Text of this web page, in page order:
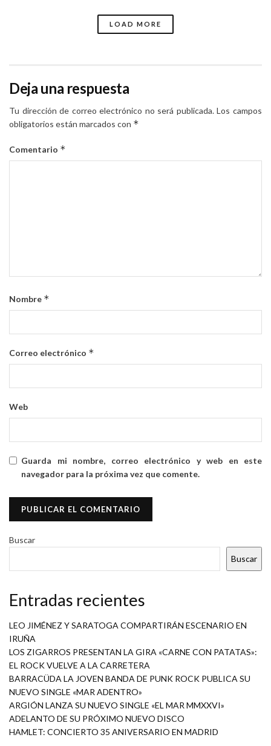
LOAD MORE
Deja una respuesta
Tu dirección de correo electrónico no será publicada. Los campos
obligatorios están marcados con *
Comentario *
Nombre *
Correo electrónico *
Web
Guarda mi nombre, correo electrónico y web en este
navegador para la próxima vez que comente.
Buscar
Buscar
Entradas recientes
LEO JIMÉNEZ Y SARATOGA COMPARTIRÁN ESCENARIO EN
IRUÑA
LOS ZIGARROS PRESENTAN LA GIRA «CARNE CON PATATAS»:
EL ROCK VUELVE A LA CARRETERA
BARRACÜDA LA JOVEN BANDA DE PUNK ROCK PUBLICA SU
NUEVO SINGLE «MAR ADENTRO»
ARGIÓN LANZA SU NUEVO SINGLE «EL MAR MMXXVI»
ADELANTO DE SU PRÓXIMO NUEVO DISCO
HAMLET: CONCIERTO 35 ANIVERSARIO EN MADRID